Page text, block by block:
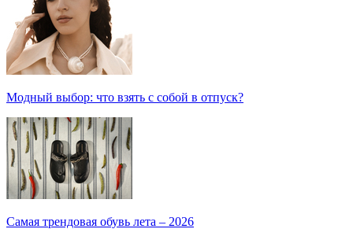
Модный выбор: что взять с собой в отпуск?
Самая трендовая обувь лета – 2026